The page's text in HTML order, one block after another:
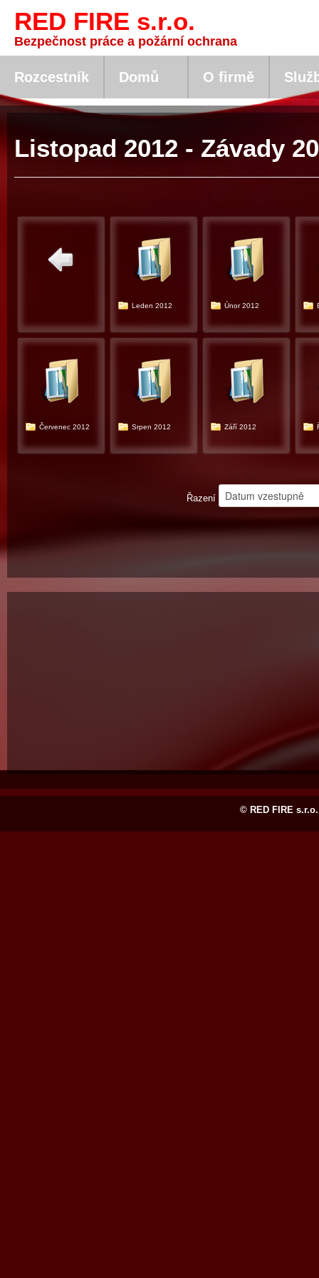
RED FIRE s.r.o.
Bezpečnost práce a požární ochrana
Rozcestník Domů O firmě
Listopad 2012 - Závady
Leden 2012 Únor 2012
Červenec 2012 Srpen 2012 Září 2012
Řazení
© RED FIRE